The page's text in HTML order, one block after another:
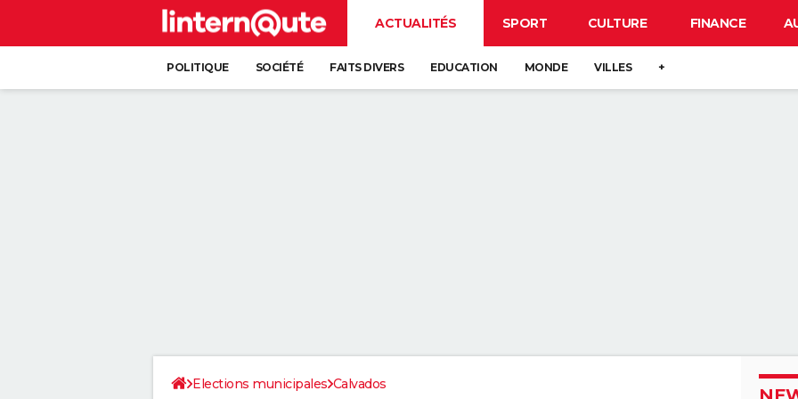
ACTUALITÉS SPORT CULTURE FINANCE
POLITIQUE SOCIÉTÉ FAITS DIVERS EDUCATION MONDE VILLES +
Elections municipales Calvados